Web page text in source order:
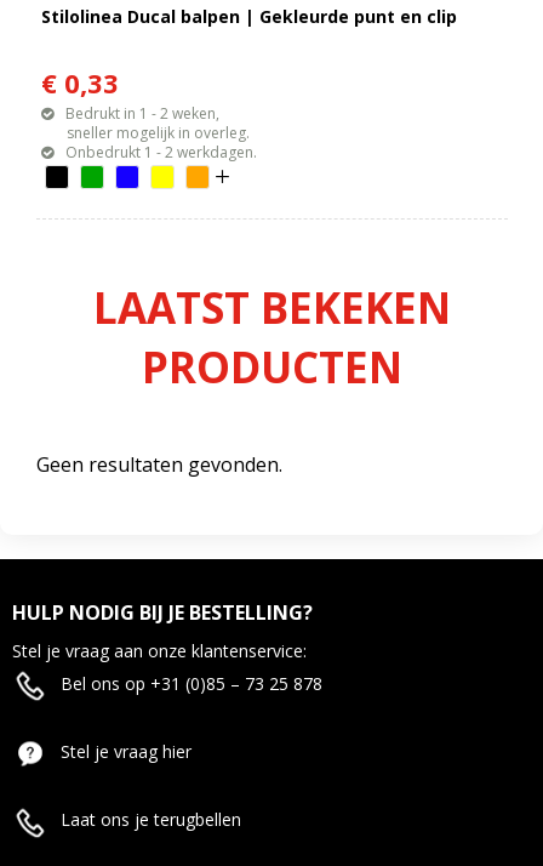
Stilolinea Ducal balpen | Gekleurde punt en clip
€ 0,33
Bedrukt in 1 - 2 weken,
sneller mogelijk in overleg.
Onbedrukt 1 - 2 werkdagen.
LAATST BEKEKEN
PRODUCTEN
Geen resultaten gevonden.
HULP NODIG BIJ JE BESTELLING?
Stel je vraag aan onze klantenservice:
Bel ons op +31 (0)85 – 73 25 878
Stel je vraag hier
Laat ons je terugbellen